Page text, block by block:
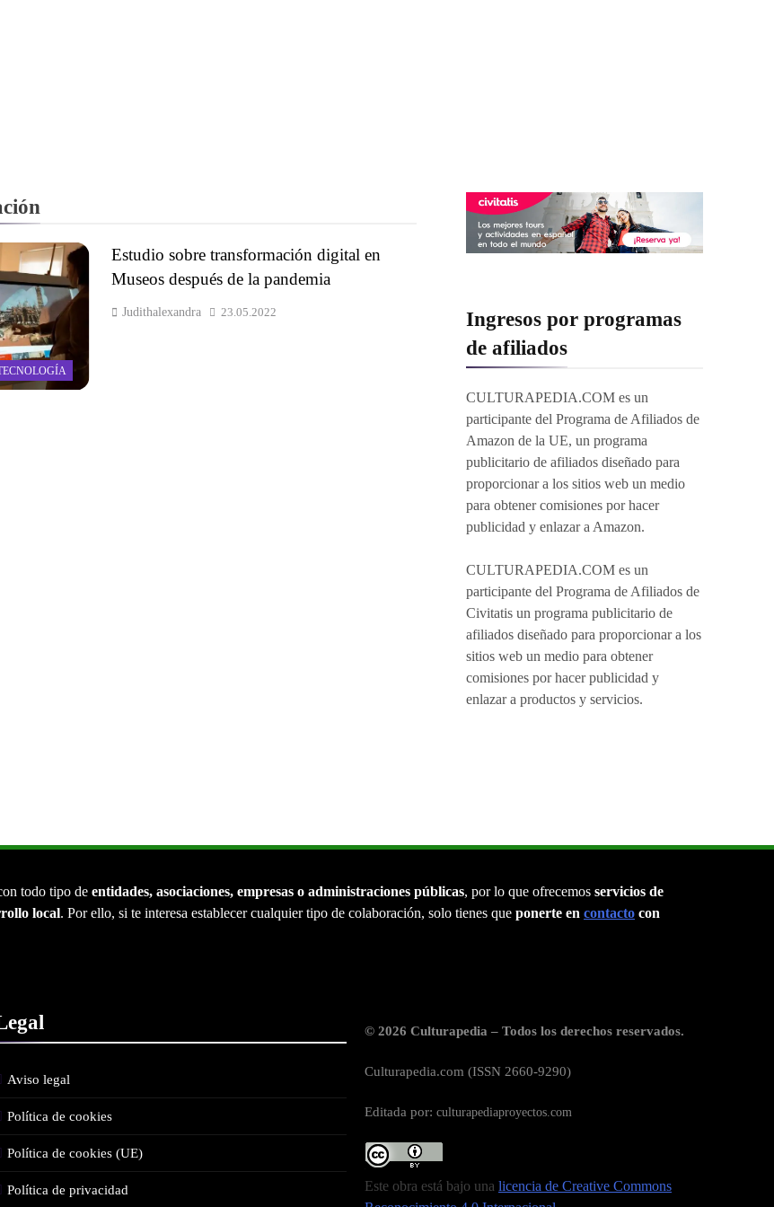
Estudio sobre transformación digital en
Museos después de la pandemia
Judithalexandra 23.05.2022
Ingresos por programas
de afiliados
CULTURAPEDIA.COM es un
participante del Programa de Afiliados de
Amazon de la UE, un programa
publicitario de afiliados diseñado para
proporcionar a los sitios web un medio
para obtener comisiones por hacer
publicidad y enlazar a Amazon.
CULTURAPEDIA.COM es un
participante del Programa de Afiliados de
Civitatis un programa publicitario de
afiliados diseñado para proporcionar a los
sitios web un medio para obtener
comisiones por hacer publicidad y
enlazar a productos y servicios.
todo tipo de entidades, asociaciones, empresas o administraciones públicas, por lo que ofrecemos servicios de
local. Por ello, si te interesa establecer cualquier tipo de colaboración, solo tienes que ponerte en contacto con
Aviso legal
Política de cookies
Política de cookies (UE)
Política de privacidad
© 2026 Culturapedia – Todos los derechos reservados.
Culturapedia.com (ISSN 2660-9290)
Editada por: culturapediaproyectos.com
Este obra está bajo una licencia de Creative Commons